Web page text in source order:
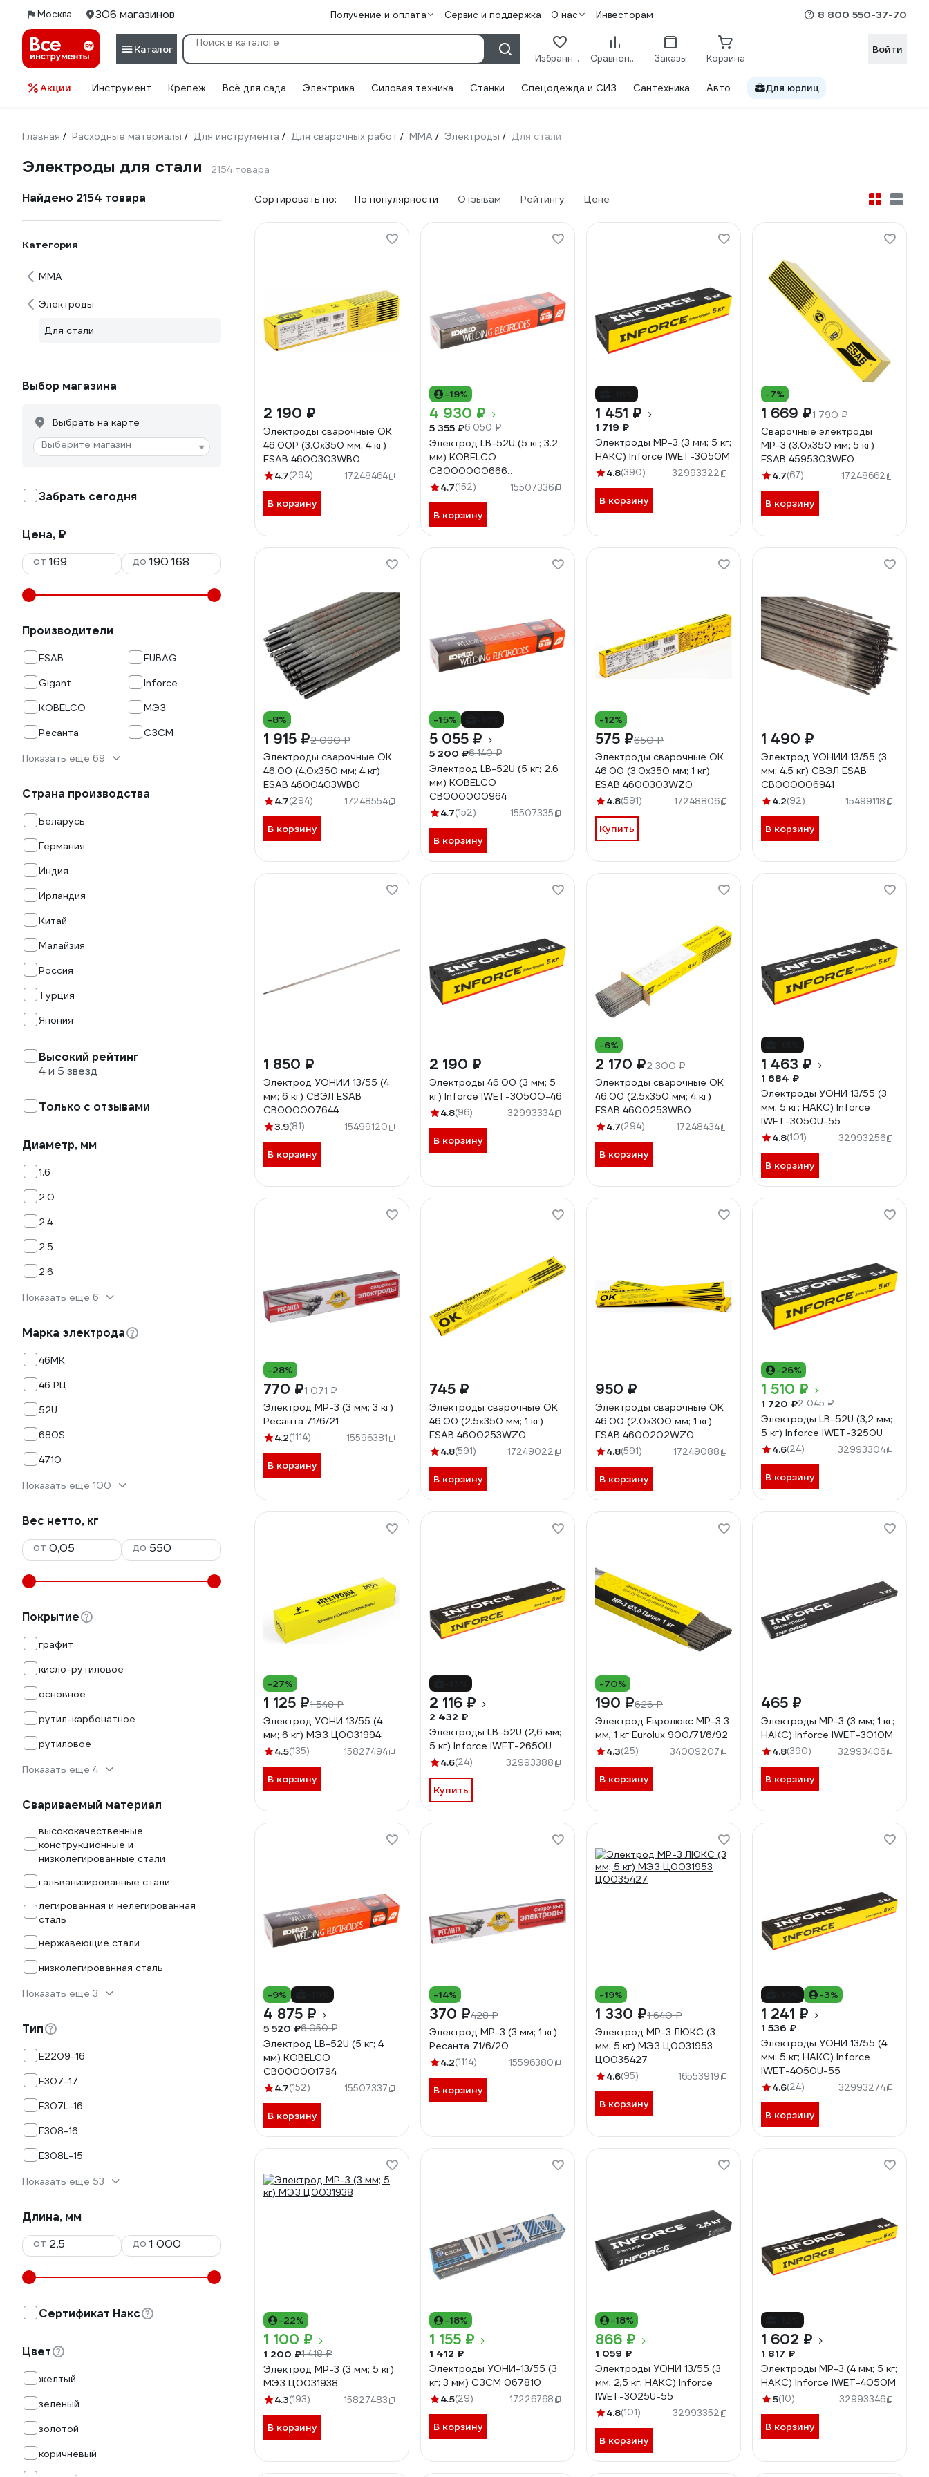
Москва 306 магазинов Получение и оплата Сервис и поддержка О нас Инвесторам 8 800 550-37-70
Каталог
Избранное Сравнение Заказы Корзина
Войти
Акции Инструмент Крепеж Всё для сада Электрика Силовая техника Станки Спецодежда и СИЗ Сантехника Авто Для юрлиц
Главная / Расходные материалы / Для инструмента / Для сварочных работ / ММА / Электроды / Для стали
Электроды для стали 2154 товара
Найдено 2154 товара
Категория
ММА
Электроды
Для стали
Выбор магазина
Выбрать на карте
Выберите магазин
Забрать сегодня
Цена, ₽
от
до
Производители
ESAB
FUBAG
Gigant
Inforce
KOBELCO
МЭЗ
Ресанта
СЗСМ
Показать еще 69
Страна производства
Беларусь
Германия
Индия
Ирландия
Китай
Малайзия
Россия
Турция
Япония
Высокий рейтинг
4 и 5 звезд
Только с отзывами
Диаметр, мм
1.6
2.0
2.4
2.5
2.6
Показать еще 6
Марка электрода
46МК
46 РЦ
52U
680S
4710
Показать еще 100
Вес нетто, кг
от
до
Покрытие
графит
кисло-рутиловое
основное
рутил-карбонатное
рутиловое
Показать еще 4
Свариваемый материал
высококачественные
конструкционные и
низколегированные стали
гальванизированные стали
легированная и нелегированная
сталь
нержавеющие стали
низколегированная сталь
Показать еще 3
Тип
E2209-16
E307-17
E307L-16
E308-16
E308L-15
Показать еще 53
Длина, мм
от
до
Сертификат Накс
Цвет
желтый
зеленый
золотой
коричневый
Сортировать по: По популярности Отзывам Рейтингу Цене
2 190 ₽
Электроды сварочные OK
46.00P (3.0х350 мм; 4 кг)
ESAB 4600303WB0
4.7(294) 17248464
В корзину
-19%
4 930 ₽
5 355 ₽6 050 ₽
Электрод LB-52U (5 кг; 3.2
мм) KOBELCO
СВ000000666
СВО00000666
4.7(152) 15507336
В корзину
1 451 ₽
1 719 ₽
Электроды МР-3 (3 мм; 5 кг;
НАКС) Inforce IWET-3050M
4.8(390) 32993322
В корзину
-7%
1 669 ₽1 790 ₽
Сварочные электроды
МР-3 (3.0x350 мм; 5 кг)
ESAB 4595303WE0
4.7(67) 17248662
В корзину
-8%
1 915 ₽2 090 ₽
Электроды сварочные OK
46.00 (4.0х350 мм; 4 кг)
ESAB 4600403WB0
4.7(294) 17248554
В корзину
-15%
5 055 ₽
5 200 ₽6 140 ₽
Электрод LB-52U (5 кг; 2.6
мм) KOBELCO
СВ000000964
4.7(152) 15507335
В корзину
-12%
575 ₽650 ₽
Электроды сварочные OK
46.00 (3.0х350 мм; 1 кг)
ESAB 4600303WZ0
4.8(591) 17248806
Купить
1 490 ₽
Электрод УОНИИ 13/55 (3
мм; 4.5 кг) СВЭЛ ESAB
СВ000006941
4.2(92) 15499118
В корзину
1 850 ₽
Электрод УОНИИ 13/55 (4
мм; 6 кг) СВЭЛ ESAB
СВ000007644
3.9(81) 15499120
В корзину
2 190 ₽
Электроды 46.00 (3 мм; 5
кг) Inforce IWET-3050O-46
4.8(96) 32993334
В корзину
-6%
2 170 ₽2 300 ₽
Электроды сварочные OK
46.00 (2.5х350 мм; 4 кг)
ESAB 4600253WB0
4.7(294) 17248434
В корзину
1 463 ₽
1 684 ₽
Электроды УОНИ 13/55 (3
мм; 5 кг; НАКС) Inforce
IWET-3050U-55
4.8(101) 32993256
В корзину
-28%
770 ₽1 071 ₽
Электрод МР-3 (3 мм; 3 кг)
Ресанта 71/6/21
4.2(1114) 15596381
В корзину
745 ₽
Электроды сварочные OK
46.00 (2.5х350 мм; 1 кг)
ESAB 4600253WZ0
4.8(591) 17249022
В корзину
950 ₽
Электроды сварочные OK
46.00 (2.0х300 мм; 1 кг)
ESAB 4600202WZ0
4.8(591) 17249088
В корзину
-26%
1 510 ₽
1 720 ₽2 045 ₽
Электроды LB-52U (3,2 мм;
5 кг) Inforce IWET-3250U
4.6(24) 32993304
В корзину
-27%
1 125 ₽1 548 ₽
Электрод УОНИ 13/55 (4
мм; 6 кг) МЭЗ Ц0031994
4.5(135) 15827494
В корзину
2 116 ₽
2 432 ₽
Электроды LB-52U (2,6 мм;
5 кг) Inforce IWET-2650U
4.6(24) 32993388
Купить
-70%
190 ₽626 ₽
Электрод Евролюкс МР-3 3
мм, 1 кг Eurolux 900/71/6/92
4.3(25) 34009207
В корзину
465 ₽
Электроды МР-3 (3 мм; 1 кг;
НАКС) Inforce IWET-3010M
4.8(390) 32993406
В корзину
-9%
4 875 ₽
5 520 ₽6 050 ₽
Электрод LB-52U (5 кг; 4
мм) KOBELCO
СВ000001794
4.7(152) 15507337
В корзину
-14%
370 ₽428 ₽
Электрод МР-3 (3 мм; 1 кг)
Ресанта 71/6/20
4.2(1114) 15596380
В корзину
-19%
1 330 ₽1 640 ₽
Электрод МР-3 ЛЮКС (3
мм; 5 кг) МЭЗ Ц0031953
Ц0035427
4.6(95) 16553919
В корзину
-3%
1 241 ₽
1 536 ₽
Электроды УОНИ 13/55 (4
мм; 5 кг; НАКС) Inforce
IWET-4050U-55
4.6(24) 32993274
В корзину
-22%
1 100 ₽
1 200 ₽1 418 ₽
Электрод МР-3 (3 мм; 5 кг)
МЭЗ Ц0031938
4.3(193) 15827483
В корзину
-18%
1 155 ₽
1 412 ₽
Электроды УОНИ-13/55 (3
кг; 3 мм) СЗСМ 067810
4.5(29) 17226768
В корзину
-18%
866 ₽
1 059 ₽
Электроды УОНИ 13/55 (3
мм; 2,5 кг; НАКС) Inforce
IWET-3025U-55
4.8(101) 32993352
В корзину
1 602 ₽
1 817 ₽
Электроды МР-3 (4 мм; 5 кг;
НАКС) Inforce IWET-4050M
5(10) 32993346
В корзину